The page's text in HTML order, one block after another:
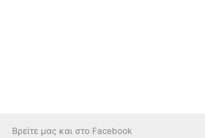
Βρείτε μας και στο Facebook